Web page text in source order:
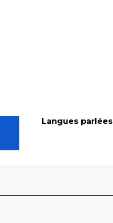
Langues parlées
Langues parlées